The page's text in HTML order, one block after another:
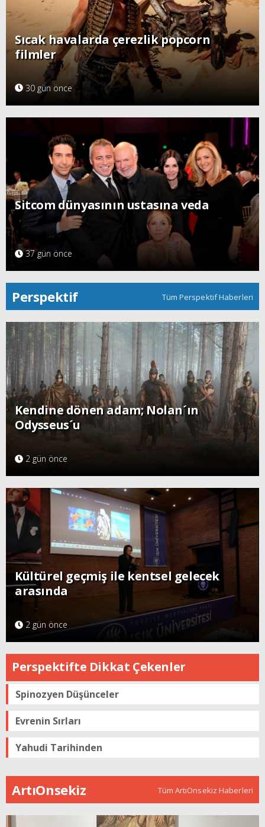
Sıcak havalarda çerezlik popcorn
filmler
30 gün önce
Sitcom dünyasının ustasına veda
37 gün önce
Perspektif Tüm Perspektif Haberleri
Kendine dönen adam; Nolan´ın
Odysseus´u
2 gün önce
Kültürel geçmiş ile kentsel gelecek
arasında
2 gün önce
Perspektifte Dikkat Çekenler
Spinozyen Düşünceler
Evrenin Sırları
Yahudi Tarihinden
ArtıOnsekiz Tüm ArtıOnsekiz Haberleri